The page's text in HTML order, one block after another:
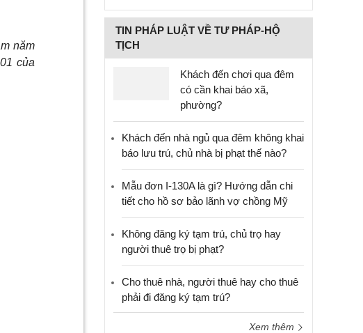
năm
của
TIN PHÁP LUẬT VỀ TƯ PHÁP-HỘ
TỊCH
Khách đến chơi qua đêm
có cần khai báo xã,
phường?
Khách đến nhà ngủ qua đêm không khai
báo lưu trú, chủ nhà bị phạt thế nào?
Mẫu đơn I-130A là gì? Hướng dẫn chi
tiết cho hồ sơ bảo lãnh vợ chồng Mỹ
Không đăng ký tạm trú, chủ trọ hay
người thuê trọ bị phạt?
Cho thuê nhà, người thuê hay cho thuê
phải đi đăng ký tạm trú?
Xem thêm